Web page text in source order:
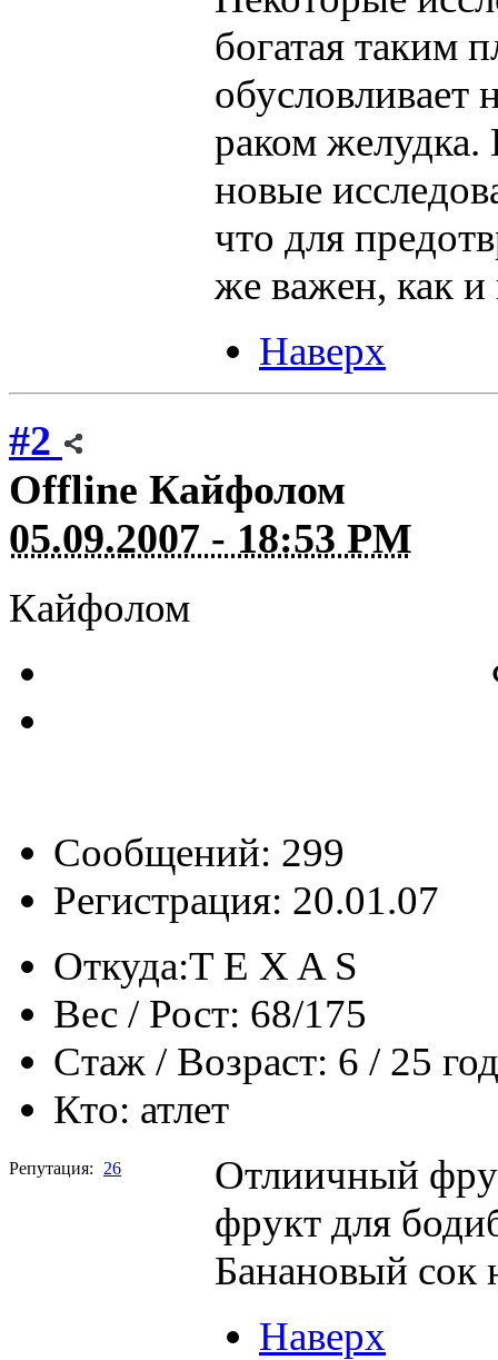
богатая таким
обусловливает
раком желудка.
новые
что для
же важен, как и
Наверх
#2
Offline Кайфолом
05.09.2007 - 18:53 PM
Кайфолом
Сообщений: 299
Регистрация: 20.01.07
Откуда:T E X A S
Вес / Рост: 68/175
Стаж / Возраст: 6 / 25
Кто: атлет
Репутация: 26
Отлиичный
фрукт для
Банановый сок
Наверх